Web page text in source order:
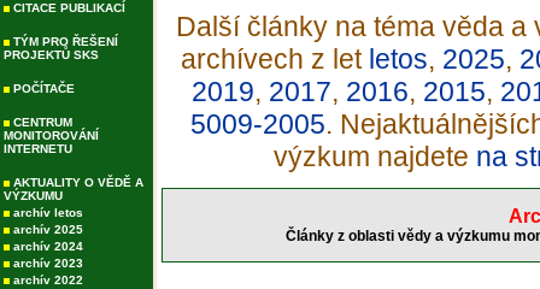
CITACE PUBLIKACÍ
TÝM PRO ŘEŠENÍ
PROJEKTŮ SKS
POČÍTAČE
CENTRUM
MONITOROVÁNÍ
INTERNETU
AKTUALITY O VĚDĚ A
VÝZKUMU
archív letos
archív 2025
archív 2024
archív 2023
archív 2022
Další články na téma věda
archívech z let letos, 2025,
2019, 2017, 2016, 2015,
5009-2005.
výzkum najdete na
Články z oblasti vědy a výzkumu